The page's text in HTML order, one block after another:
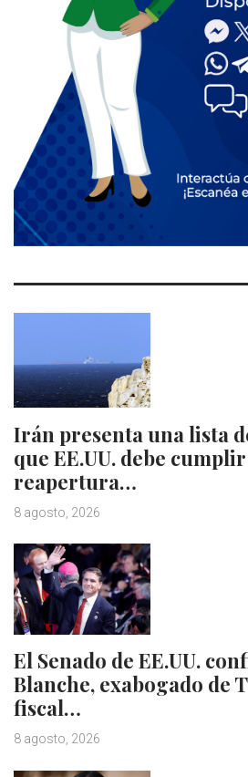
Irán presenta una lista
que EE.UU. debe
reapertura…
8 agosto, 2026
El Senado de EE.UU.
Blanche, exabogado de
fiscal…
8 agosto, 2026